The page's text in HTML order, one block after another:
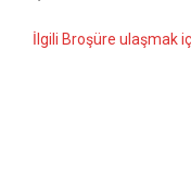
İlgili Broşüre ulaşmak